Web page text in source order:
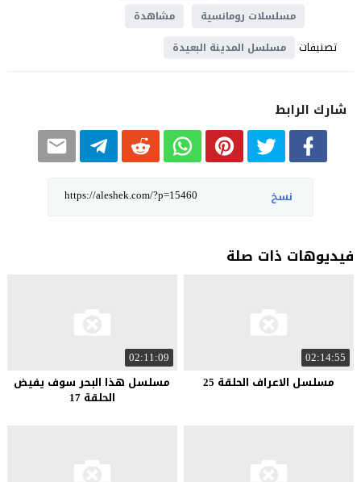
مسلسلات رومانسية
مشاهدة
تصنيفات مسلسل المدينة البعيدة
شارك الرابط
نسخ
فيديوهات ذات صلة
02:14:55
مسلسل الاعراف الحلقة 25
02:11:09
مسلسل هذا البحر سوف يفيض
الحلقة 17